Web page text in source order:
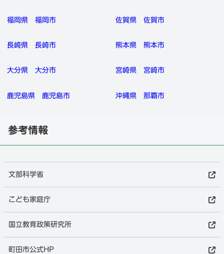
福岡県 福岡市 佐賀県 佐賀市
長崎県 長崎市 熊本県 熊本市
大分県 大分市 宮崎県 宮崎市
鹿児島県 鹿児島市 沖縄県 那覇市
参考情報
文部科学省
こども家庭庁
国立教育政策研究所
町田市公式HP